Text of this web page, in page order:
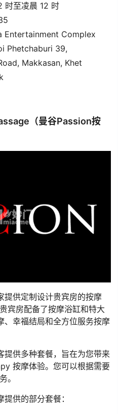
时至凌晨 12 时
Entertainment Complex
Phetchaburi 39,
Makkasan, Khet
（曼谷Passion按
提供定制设计贵宾房的按摩
宾房配备了按摩浴缸和特大
幸福结局和全方位服务按摩
提供多种套餐，旨在为您带来
按摩体验。您可以根据需要
。
供的部分套餐：